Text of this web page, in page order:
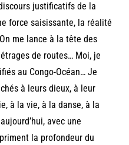
justificatifs de la
force saisissante, la réalité
me lance à la tête des
de routes… Moi, je
au Congo-Océan… Je
à leurs dieux, à leur
à la vie, à la danse, à la
avec une
la profondeur du